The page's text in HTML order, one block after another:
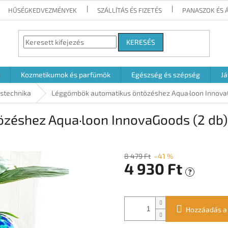
HŰSÉGKEDVEZMÉNYEK SZÁLLÍTÁS ÉS FIZETÉS PANASZOK ÉS
KERESÉS
Kozmetikumok és parfümök Egészség és szépség
Léggömbök automatikus öntözéshez Aqua·loon
Aqua·loon InnovaGoods (2 db)
8 479 Ft –41 %
4 930 Ft ?
Hozzáadás